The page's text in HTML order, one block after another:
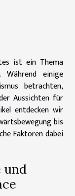
ist ein Thema
Während einige
betrachten,
Aussichten für
entdecken wir
bis
Faktoren dabei
und